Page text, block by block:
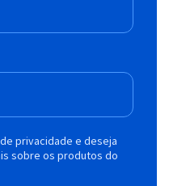
privacidade e deseja
sobre os produtos do